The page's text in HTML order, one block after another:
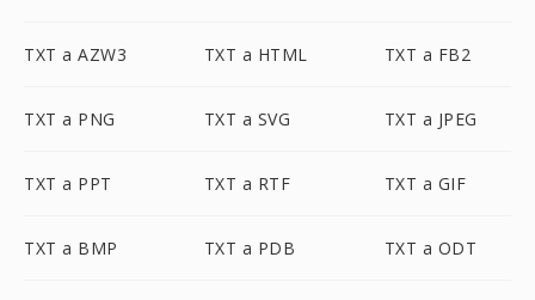
TXT a AZW3 TXT a HTML TXT a FB2
TXT a PNG TXT a SVG TXT a JPEG
TXT a PPT TXT a RTF TXT a GIF
TXT a BMP TXT a PDB TXT a ODT